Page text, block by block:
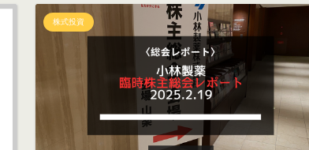
株式投資